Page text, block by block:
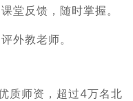
堂反馈，随时掌握。
外教老师。
质师资，超过4万名北